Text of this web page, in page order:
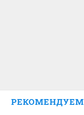
РЕКОМЕНДУЕМ